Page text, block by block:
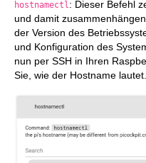
hostnamectl: Dieser Befehl
und damit
der Version des
und Konfiguration des
nun per SSH in Ihren
Sie, wie der Hostname lautet.